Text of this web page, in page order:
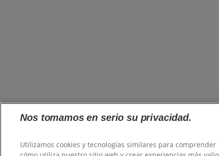
Nos tomamos en serio su privacidad.
Utilizamos cookies y tecnologías similares para comprender